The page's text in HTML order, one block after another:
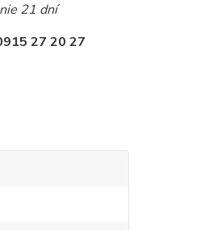
21 dní
27 20 27